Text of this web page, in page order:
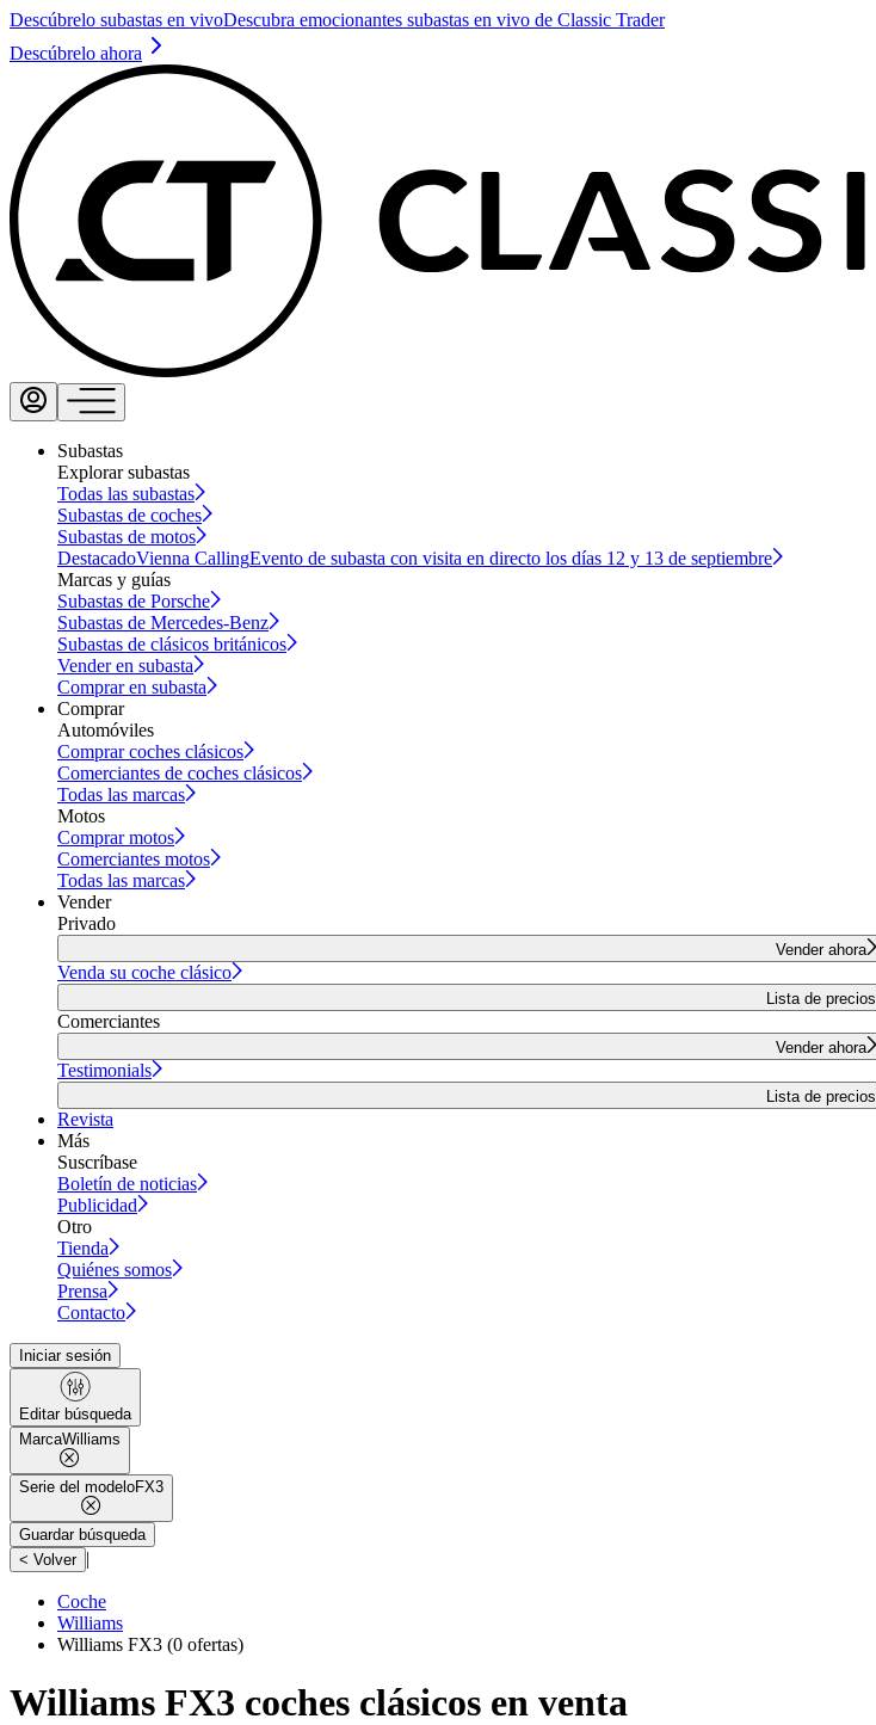
Descúbrelo subastas en vivoDescubra emocionantes subastas en vivo de Classic Trader
Descúbrelo ahora
Subastas
Explorar subastas
Todas las subastas
Subastas de coches
Subastas de motos
DestacadoVienna CallingEvento de subasta con visita en directo los días 12 y 13 de septiembre
Marcas y guías
Subastas de Porsche
Subastas de Mercedes-Benz
Subastas de clásicos británicos
Vender en subasta
Comprar en subasta
Comprar
Automóviles
Comprar coches clásicos
Comerciantes de coches clásicos
Todas las marcas
Motos
Comprar motos
Comerciantes motos
Todas las marcas
Vender
Privado
Vender ahora
Venda su coche clásico
Lista de precios
Comerciantes
Vender ahora
Testimonials
Lista de precios
Revista
Más
Suscríbase
Boletín de noticias
Publicidad
Otro
Tienda
Quiénes somos
Prensa
Contacto
Iniciar sesión
Editar búsqueda
MarcaWilliams
Serie del modeloFX3
Guardar búsqueda
< Volver |
Coche
Williams
Williams FX3 (0 ofertas)
Williams FX3 coches clásicos en venta